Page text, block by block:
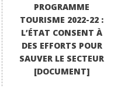
PROGRAMME
TOURISME 2022-22 :
L’ÉTAT CONSENT À
DES EFFORTS POUR
SAUVER LE SECTEUR
[DOCUMENT]